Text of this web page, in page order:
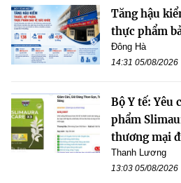
Tăng hậu
thực phẩm
Đông Hà
14:31 05/08/2026
Bộ Y tế: Yêu
phẩm
thương mại
Thanh Lương
13:03 05/08/2026